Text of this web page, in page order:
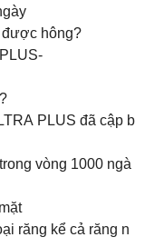
được hông?
PLUS đã cập b
vòng 1000 ngà
răng kể cả răng n